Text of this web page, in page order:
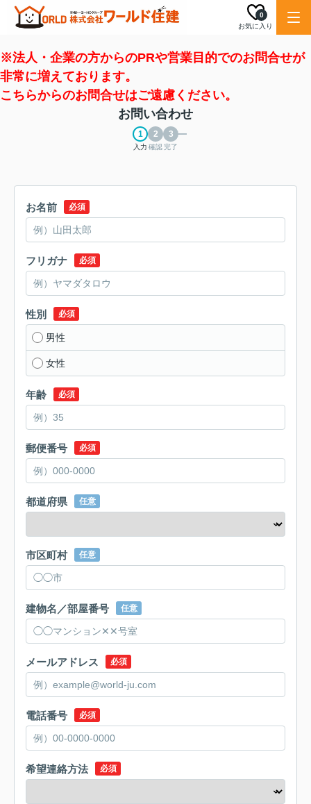
お気に入り
0
※法人・企業の方からのPRや営業目的でのお問合せが
非常に増えております。
こちらからのお問合せはご遠慮ください。
お問い合わせ
入力 確認完了
お名前 必須
フリガナ 必須
性別 必須
男性
女性
年齢 必須
郵便番号 必須
都道府県 任意
市区町村 任意
建物名／部屋番号 任意
メールアドレス 必須
電話番号 必須
希望連絡方法 必須